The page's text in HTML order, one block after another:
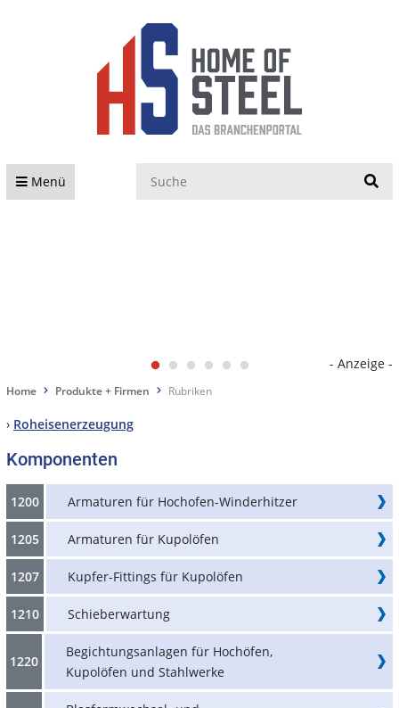
Menü
- Anzeige -
Home Produkte + Firmen Rubriken
› Roheisenerzeugung
Komponenten
1200 Armaturen für Hochofen-Winderhitzer
1205 Armaturen für Kupolöfen
1207 Kupfer-Fittings für Kupolöfen
1210 Schieberwartung
1220
Begichtungsanlagen für Hochöfen,
Kupolöfen und Stahlwerke